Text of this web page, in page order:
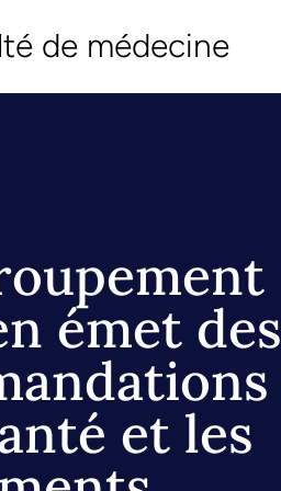
de médecine
émet des
et les